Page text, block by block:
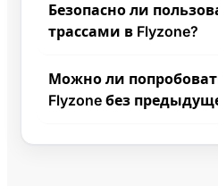
Безопасно ли
трассами в Flyzone?
Можно ли
Flyzone без